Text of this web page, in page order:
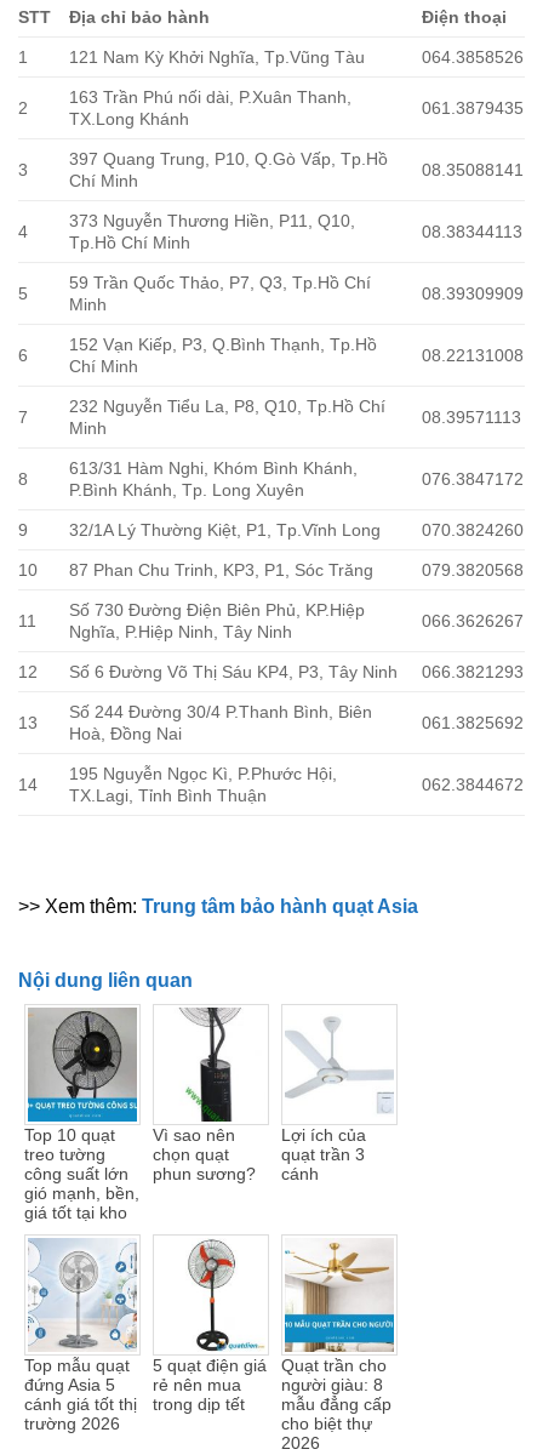
STT Địa chỉ bảo hành Điện thoại
1 121 Nam Kỳ Khởi Nghĩa, Tp.Vũng Tàu 064.3858526
2
163 Trần Phú nối dài, P.Xuân Thanh,
TX.Long Khánh
061.3879435
3
397 Quang Trung, P10, Q.Gò Vấp, Tp.Hồ
Chí Minh
08.35088141
4
373 Nguyễn Thương Hiền, P11, Q10,
Tp.Hồ Chí Minh
08.38344113
5
59 Trần Quốc Thảo, P7, Q3, Tp.Hồ Chí
Minh
08.39309909
6
152 Vạn Kiếp, P3, Q.Bình Thạnh, Tp.Hồ
Chí Minh
08.22131008
7
232 Nguyễn Tiểu La, P8, Q10, Tp.Hồ Chí
Minh
08.39571113
8
613/31 Hàm Nghi, Khóm Bình Khánh,
P.Bình Khánh, Tp. Long Xuyên
076.3847172
9 32/1A Lý Thường Kiệt, P1, Tp.Vĩnh Long 070.3824260
10 87 Phan Chu Trinh, KP3, P1, Sóc Trăng 079.3820568
11
Số 730 Đường Điện Biên Phủ, KP.Hiệp
Nghĩa, P.Hiệp Ninh, Tây Ninh
066.3626267
12 Số 6 Đường Võ Thị Sáu KP4, P3, Tây Ninh 066.3821293
13
Số 244 Đường 30/4 P.Thanh Bình, Biên
Hoà, Đồng Nai
061.3825692
14
195 Nguyễn Ngọc Kì, P.Phước Hội,
TX.Lagi, Tỉnh Bình Thuận
062.3844672
>> Xem thêm: Trung tâm bảo hành quạt Asia
Nội dung liên quan
Top 10 quạt
treo tường
công suất lớn
gió mạnh, bền,
giá tốt tại kho
Vì sao nên
chọn quạt
phun sương?
Lợi ích của
quạt trần 3
cánh
Top mẫu quạt
đứng Asia 5
cánh giá tốt thị
trường 2026
5 quạt điện giá
rẻ nên mua
trong dịp tết
Quạt trần cho
người giàu: 8
mẫu đẳng cấp
cho biệt thự
2026